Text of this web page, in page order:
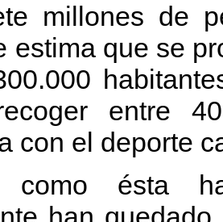
millones de
estima que se
entre
con el deporte
como ésta